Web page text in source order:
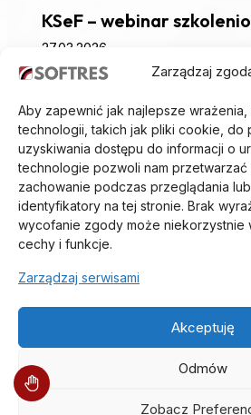
Zarządzaj
Aby zapewnić jak najlepsze wrażenia,
technologii, takich jak pliki cookie, do
uzyskiwania dostępu do informacji o
technologie pozwoli nam przetwarzać
zachowanie podczas przeglądania
identyfikatory na tej stronie. Brak
wycofanie zgody może niekorzystnie
cechy i funkcje.
Zarządzaj serwisami
Akceptuję
Odmów
Zobacz
KSeF – webinar
27.03.2026
Aktualności
Oferta
Partnerzy
Referencje